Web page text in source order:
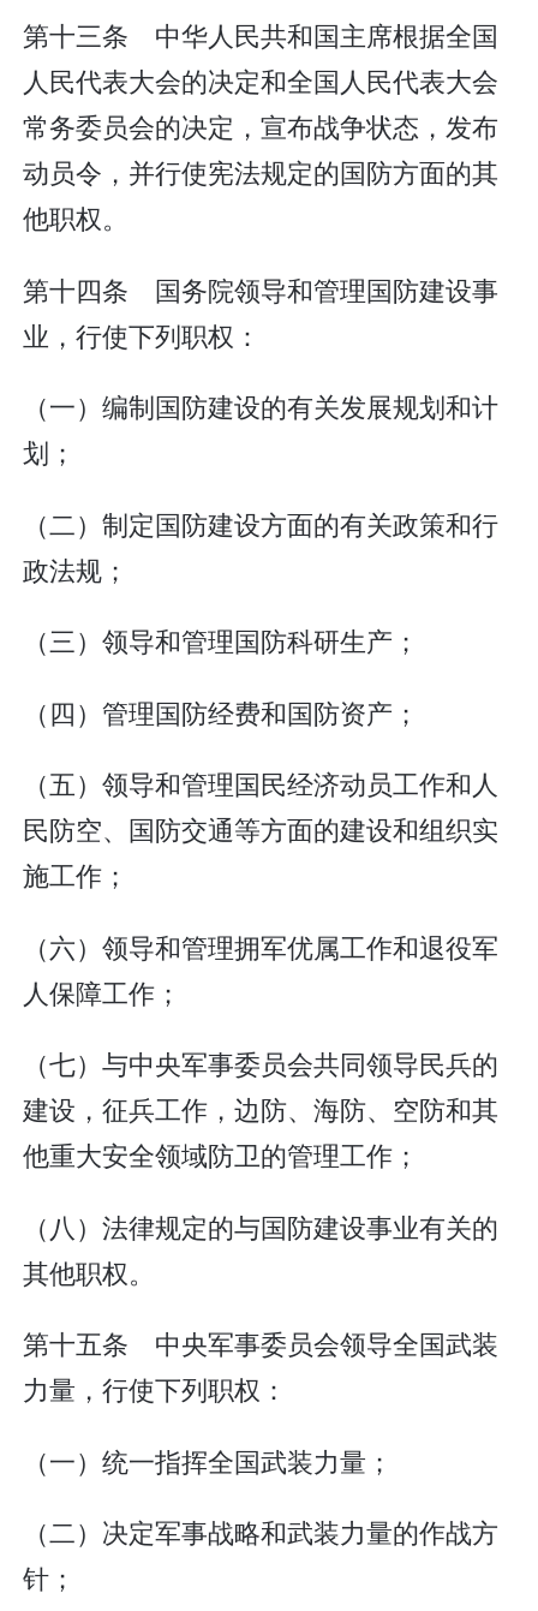
第十三条 中华人民共和国主席根据全国
人民代表大会的决定和全国人民代表大会
常务委员会的决定，宣布战争状态，发布
动员令，并行使宪法规定的国防方面的其
他职权。
第十四条 国务院领导和管理国防建设事
业，行使下列职权：
（一）编制国防建设的有关发展规划和计
划；
（二）制定国防建设方面的有关政策和行
政法规；
（三）领导和管理国防科研生产；
（四）管理国防经费和国防资产；
（五）领导和管理国民经济动员工作和人
民防空、国防交通等方面的建设和组织实
施工作；
（六）领导和管理拥军优属工作和退役军
人保障工作；
（七）与中央军事委员会共同领导民兵的
建设，征兵工作，边防、海防、空防和其
他重大安全领域防卫的管理工作；
（八）法律规定的与国防建设事业有关的
其他职权。
第十五条 中央军事委员会领导全国武装
力量，行使下列职权：
（一）统一指挥全国武装力量；
（二）决定军事战略和武装力量的作战方
针；